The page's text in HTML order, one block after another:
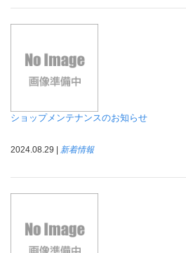
ショップメンテナンスのお知らせ
2024.08.29 | 新着情報